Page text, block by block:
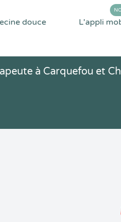
douce L'appli
à Carquefou et